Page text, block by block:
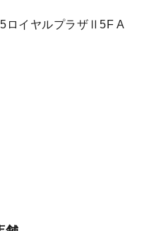
ロイヤルプラザⅡ5F A